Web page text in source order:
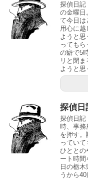
探偵日
の金曜日
て今日は
用心に
ようと
っても
の癖で5
リと閉
ようと思
探偵日
探偵日
時、事務
を押す。
ってい
ひととの
ート時
日の栃
うから